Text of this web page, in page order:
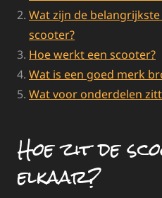
Wat zijn de
scooter?
Hoe werkt een scooter?
Wat is een goed merk
Wat voor onderdelen
Hoe zit de
elkaar?